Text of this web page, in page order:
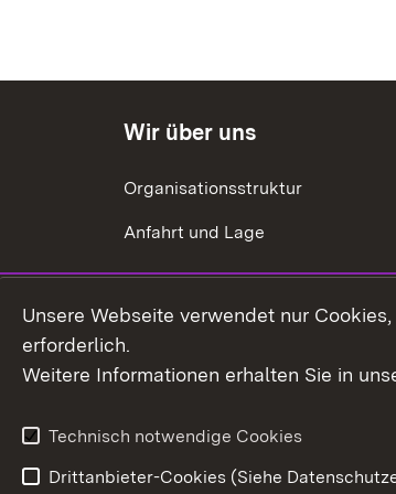
Wir über uns
Organisationsstruktur
Anfahrt und Lage
Unsere Webseite verwendet nur
erforderlich.
Weitere Informationen erhalten Sie in
Technisch notwendige Cookies
Drittanbieter-Cookies (Siehe